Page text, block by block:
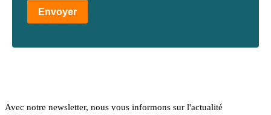
Envoyer
Avec notre newsletter, nous vous informons sur l'actualité